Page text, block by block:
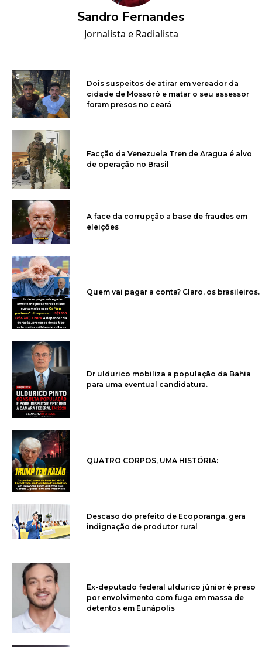
Sandro Fernandes
Jornalista e Radialista
Dois suspeitos de atirar em vereador da
cidade de Mossoró e matar o seu assessor
foram presos no ceará
Facção da Venezuela Tren de Aragua é alvo
de operação no Brasil
A face da corrupção a base de fraudes em
eleições
Quem vai pagar a conta? Claro, os brasileiros.
Dr uldurico mobiliza a população da Bahia
para uma eventual candidatura.
QUATRO CORPOS, UMA HISTÓRIA:
Descaso do prefeito de Ecoporanga, gera
indignação de produtor rural
Ex-deputado federal uldurico júnior é preso
por envolvimento com fuga em massa de
detentos em Eunápolis